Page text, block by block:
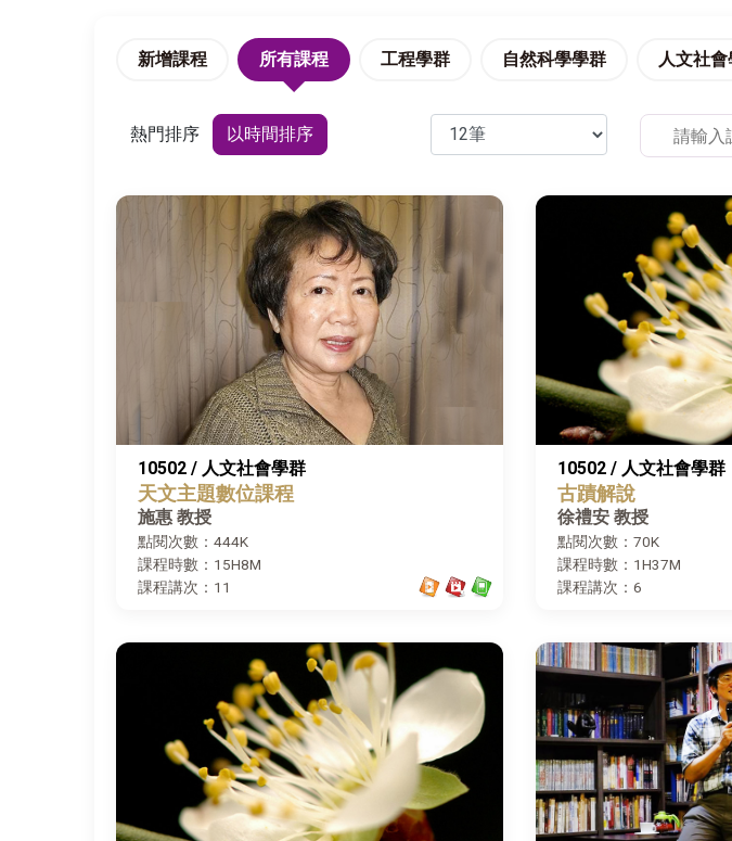
新增課程 所有課程 工程學群 自然科學學群 人文社
熱門排序 以時間排序
10502 / 人文社會學群
天文主題數位課程
施惠 教授
點閱次數：444K
課程時數：15H8M
課程講次：11
10502 / 人文社會學群
古蹟解說
徐禮安 教授
點閱次數：70K
課程時數：1H37M
課程講次：6